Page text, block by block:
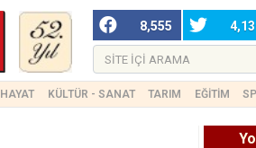
8,555
HAYAT KÜLTÜR - SANAT TARIM EĞİTİM